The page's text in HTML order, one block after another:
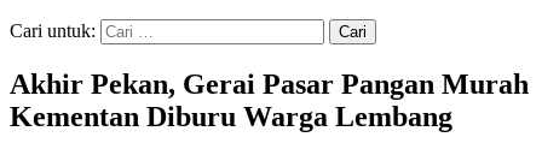
Cari untuk:
Akhir Pekan, Gerai Pasar Pangan Murah
Kementan Diburu Warga Lembang